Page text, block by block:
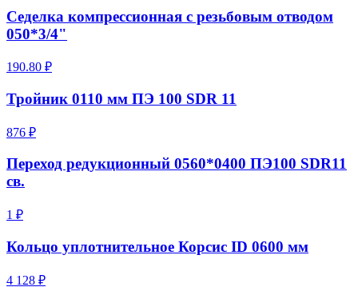
Седелка компрессионная с резьбовым отводом
050*3/4"
190.80 ₽
Тройник 0110 мм ПЭ 100 SDR 11
876 ₽
Переход редукционный 0560*0400 ПЭ100 SDR11
св.
1 ₽
Кольцо уплотнительное Корсис ID 0600 мм
4 128 ₽